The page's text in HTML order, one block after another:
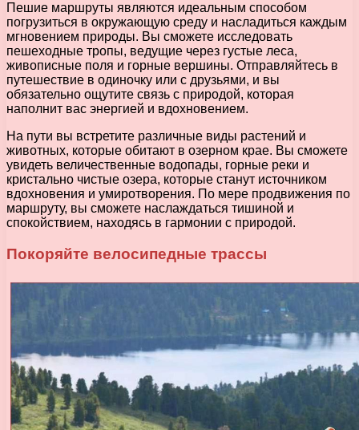
Пешие маршруты являются идеальным способом
погрузиться в окружающую среду и насладиться каждым
мгновением природы. Вы сможете исследовать
пешеходные тропы, ведущие через густые леса,
живописные поля и горные вершины. Отправляйтесь в
путешествие в одиночку или с друзьями, и вы
обязательно ощутите связь с природой, которая
наполнит вас энергией и вдохновением.
На пути вы встретите различные виды растений и
животных, которые обитают в озерном крае. Вы сможете
увидеть величественные водопады, горные реки и
кристально чистые озера, которые станут источником
вдохновения и умиротворения. По мере продвижения по
маршруту, вы сможете наслаждаться тишиной и
спокойствием, находясь в гармонии с природой.
Покоряйте велосипедные трассы